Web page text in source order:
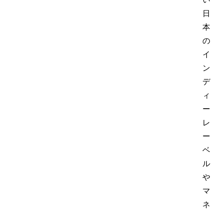
日
本
の
イ
ン
デ
ィ
ー
レ
ー
ベ
ル
や
マ
ネ